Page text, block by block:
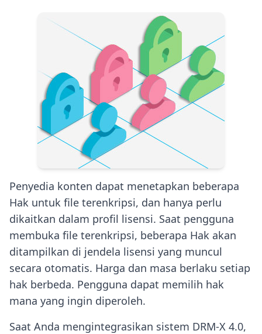
Penyedia konten dapat menetapkan beberapa
Hak untuk file terenkripsi, dan hanya perlu
dikaitkan dalam profil lisensi. Saat pengguna
membuka file terenkripsi, beberapa Hak akan
ditampilkan di jendela lisensi yang muncul
secara otomatis. Harga dan masa berlaku setiap
hak berbeda. Pengguna dapat memilih hak
mana yang ingin diperoleh.
Saat Anda mengintegrasikan sistem DRM-X 4.0,